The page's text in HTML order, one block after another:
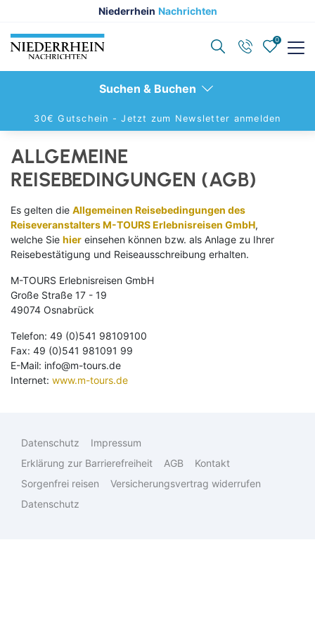
Niederrhein Nachrichten
0
Suchen & Buchen
Bus
30€ Gutschein - Jetzt zum Newsletter anmelden
Reiseziele entdecken
Aktivurlaub
Alleinreisende
Advents- &Silvesterreisen
Eigenanreise
Elbphilharmonie Hamburg
Eventreisen
Klassische Konzerte
Kunst, Kultur & Kulinarik
Städtereisen
Reiseziele entdecken
Berlin
Hamburg
Dresden
Leipzig
Nord- & Ostsee
Ruhr & Rhein
Europa
Alle Schiffsreisen
Aktuelle Schiffsangebote
Advent-Flusskeuzfahrten
Hochseekreuzfahrten
Flusskreuzfahrten
ALLGEMEINE
REISEBEDINGUNGEN (AGB)
Es gelten die Allgemeinen Reisebedingungen des
Reiseveranstalters M-TOURS Erlebnisreisen GmbH,
welche Sie hier einsehen können bzw. als Anlage zu Ihrer
Reisebestätigung und Reiseausschreibung erhalten.
M-TOURS Erlebnisreisen GmbH
Große Straße 17 - 19
49074 Osnabrück
Telefon: 49 (0)541 98109100
Fax: 49 (0)541 981091 99
E-Mail: info@m-tours.de
Internet: www.m-tours.de
Datenschutz
Impressum
Erklärung zur Barrierefreiheit
AGB
Kontakt
Sorgenfrei reisen
Versicherungsvertrag widerrufen
Datenschutz